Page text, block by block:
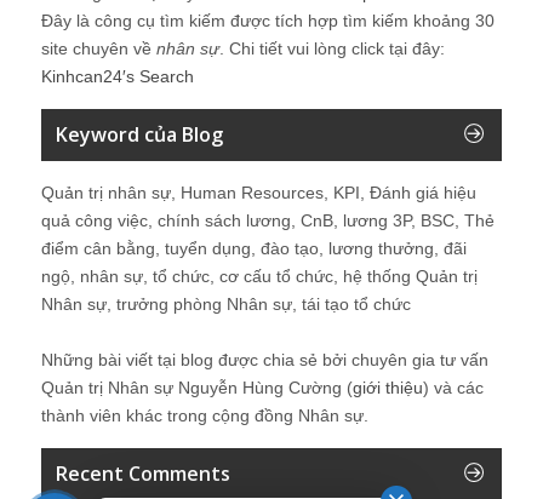
Đây là công cụ tìm kiếm được tích hợp tìm kiếm khoảng 30
site chuyên về nhân sự. Chi tiết vui lòng click tại đây:
Kinhcan24′s Search
Keyword của Blog
Quản trị nhân sự, Human Resources, KPI, Đánh giá hiệu
quả công việc, chính sách lương, CnB, lương 3P, BSC, Thẻ
điểm cân bằng, tuyển dụng, đào tạo, lương thưởng, đãi
ngộ, nhân sự, tổ chức, cơ cấu tổ chức, hệ thống Quản trị
Nhân sự, trưởng phòng Nhân sự, tái tạo tổ chức
Những bài viết tại blog được chia sẻ bởi chuyên gia tư vấn
Quản trị Nhân sự Nguyễn Hùng Cường (giới thiệu) và các
thành viên khác trong cộng đồng Nhân sự.
Recent Comments